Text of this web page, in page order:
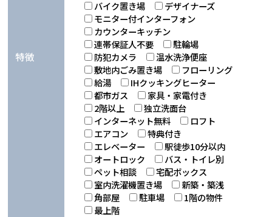
特徴
バイク置き場
デザイナーズ
モニター付インターフォン
カウンターキッチン
連帯保証人不要
駐輪場
防犯カメラ
温水洗浄便座
敷地内ごみ置き場
フローリング
給湯
IHクッキングヒーター
都市ガス
家具・家電付き
2階以上
独立洗面台
インターネット無料
ロフト
エアコン
特典付き
エレベーター
駅徒歩10分以内
オートロック
バス・トイレ別
ペット相談
宅配ボックス
室内洗濯機置き場
新築・築浅
角部屋
駐車場
1階の物件
最上階